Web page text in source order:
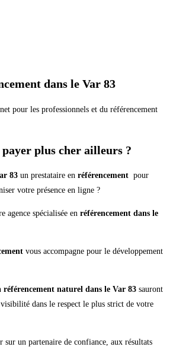
dans le Var 83
pour les professionnels et du référencement
plus cher ailleurs ?
83 un prestataire en référencement pour
votre présence en ligne ?
agence spécialisée en référencement dans le
vous accompagne pour le développement
référencement naturel dans le Var 83 sauront
dans le respect le plus strict de votre
sur un partenaire de confiance, aux résultats